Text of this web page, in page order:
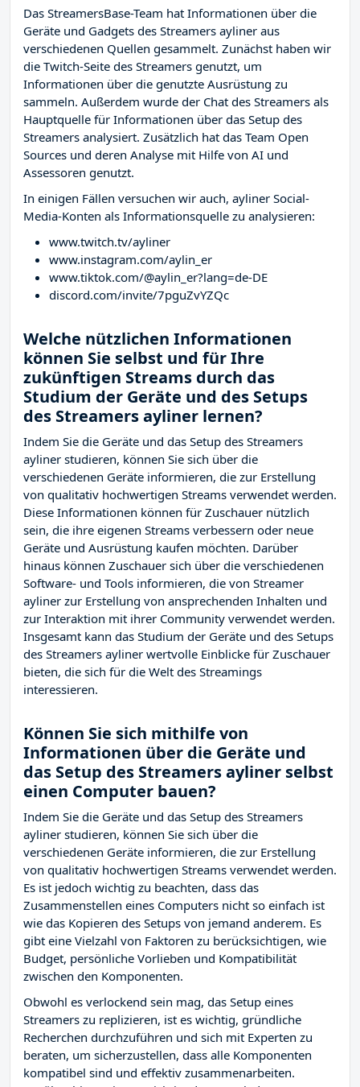
Das StreamersBase-Team hat Informationen über die
Geräte und Gadgets des Streamers ayliner aus
verschiedenen Quellen gesammelt. Zunächst haben wir
die Twitch-Seite des Streamers genutzt, um
Informationen über die genutzte Ausrüstung zu
sammeln. Außerdem wurde der Chat des Streamers als
Hauptquelle für Informationen über das Setup des
Streamers analysiert. Zusätzlich hat das Team Open
Sources und deren Analyse mit Hilfe von AI und
Assessoren genutzt.
In einigen Fällen versuchen wir auch, ayliner Social-
Media-Konten als Informationsquelle zu analysieren:
www.twitch.tv/ayliner
www.instagram.com/aylin_er
www.tiktok.com/@aylin_er?lang=de-DE
discord.com/invite/7pguZvYZQc
Welche nützlichen Informationen
können Sie selbst und für Ihre
zukünftigen Streams durch das
Studium der Geräte und des Setups
des Streamers ayliner lernen?
Indem Sie die Geräte und das Setup des Streamers
ayliner studieren, können Sie sich über die
verschiedenen Geräte informieren, die zur Erstellung
von qualitativ hochwertigen Streams verwendet werden.
Diese Informationen können für Zuschauer nützlich
sein, die ihre eigenen Streams verbessern oder neue
Geräte und Ausrüstung kaufen möchten. Darüber
hinaus können Zuschauer sich über die verschiedenen
Software- und Tools informieren, die von Streamer
ayliner zur Erstellung von ansprechenden Inhalten und
zur Interaktion mit ihrer Community verwendet werden.
Insgesamt kann das Studium der Geräte und des Setups
des Streamers ayliner wertvolle Einblicke für Zuschauer
bieten, die sich für die Welt des Streamings
interessieren.
Können Sie sich mithilfe von
Informationen über die Geräte und
das Setup des Streamers ayliner selbst
einen Computer bauen?
Indem Sie die Geräte und das Setup des Streamers
ayliner studieren, können Sie sich über die
verschiedenen Geräte informieren, die zur Erstellung
von qualitativ hochwertigen Streams verwendet werden.
Es ist jedoch wichtig zu beachten, dass das
Zusammenstellen eines Computers nicht so einfach ist
wie das Kopieren des Setups von jemand anderem. Es
gibt eine Vielzahl von Faktoren zu berücksichtigen, wie
Budget, persönliche Vorlieben und Kompatibilität
zwischen den Komponenten.
Obwohl es verlockend sein mag, das Setup eines
Streamers zu replizieren, ist es wichtig, gründliche
Recherchen durchzuführen und sich mit Experten zu
beraten, um sicherzustellen, dass alle Komponenten
kompatibel sind und effektiv zusammenarbeiten.